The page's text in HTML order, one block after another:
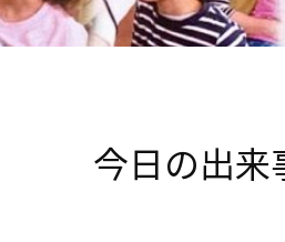
今日の出来